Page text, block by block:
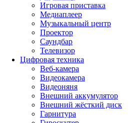
Игровая приставка
Медиаплеер
Музыкальный центр
Проектор
Саундбар
Телевизор
Цифровая техника
Веб-камера
Видеокамера
Видеоняня
Внешний аккумулятор
Внешний жёсткий диск
Гарнитура